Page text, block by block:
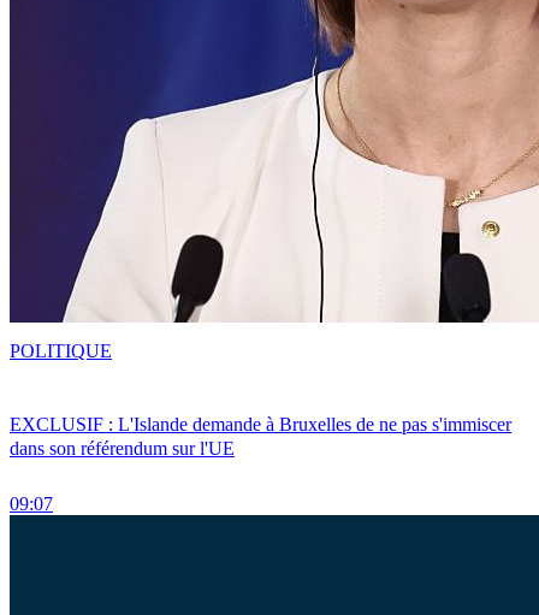
EXCLUSIF : L'Islande demande à Bruxelles de ne pas s'immiscer
dans son référendum sur l'UE
09:07
POLITIQUE